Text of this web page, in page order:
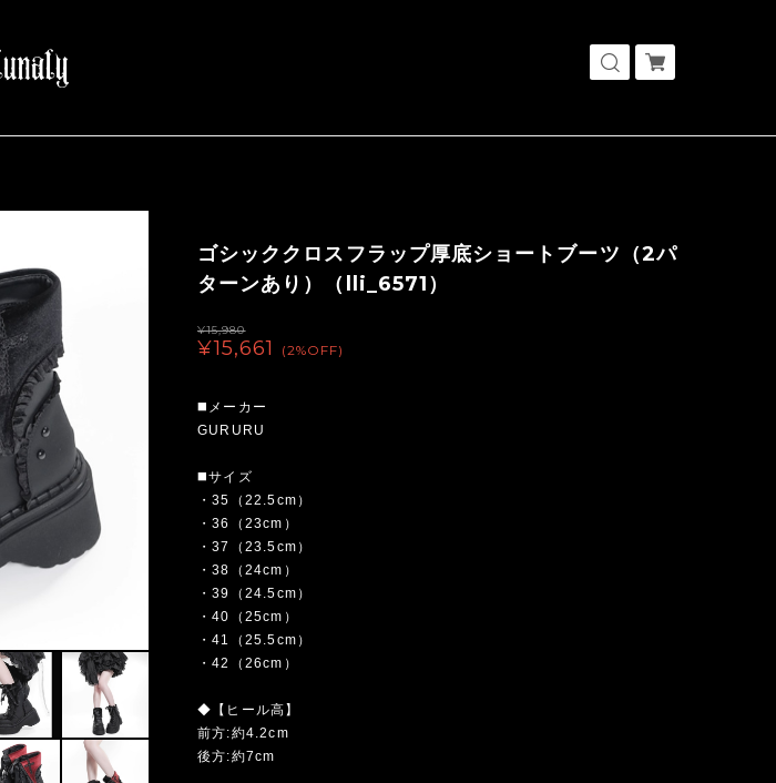
ゴシッククロスフラップ厚底ショートブーツ（2パ
ターンあり）（lli_6571）
¥15,980
¥15,661 (2%OFF)
◼️メーカー
GURURU
◼️サイズ
・35（22.5cm）
・36（23cm）
・37（23.5cm）
・38（24cm）
・39（24.5cm）
・40（25cm）
・41（25.5cm）
・42（26cm）
◆【ヒール高】
前方:約4.2cm
後方:約7cm